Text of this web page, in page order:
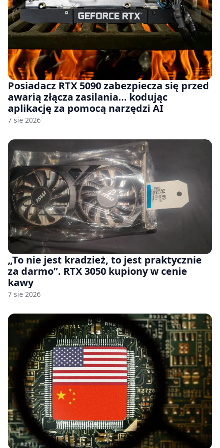
Posiadacz RTX 5090 zabezpiecza się przed
awarią złącza zasilania… kodując
aplikację za pomocą narzędzi AI
7 sie 2026
„To nie jest kradzież, to jest praktycznie
za darmo”. RTX 3050 kupiony w cenie
kawy
7 sie 2026